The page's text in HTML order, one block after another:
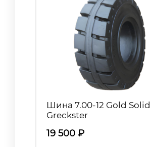
Шина 7.00-12 Gold Solid
Greckster
19 500 ₽